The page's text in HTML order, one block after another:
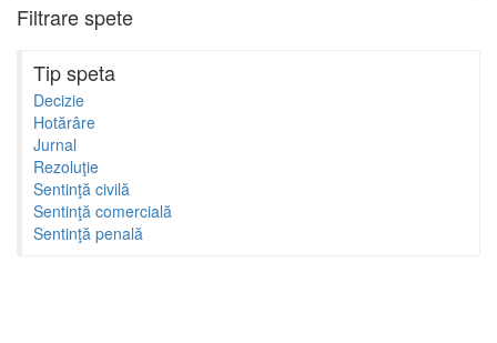
Filtrare spete
Tip speta
Decizie
Hotărâre
Jurnal
Rezoluţie
Sentinţă civilă
Sentinţă comercială
Sentinţă penală